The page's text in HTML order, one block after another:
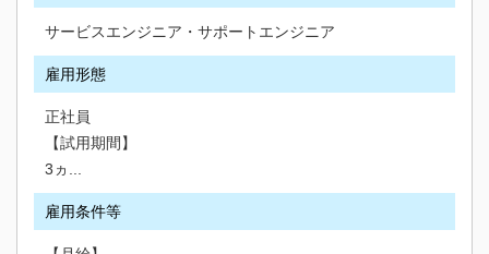
サービスエンジニア・サポートエンジニア
雇用形態
正社員
【試用期間】
3ヵ...
雇用条件等